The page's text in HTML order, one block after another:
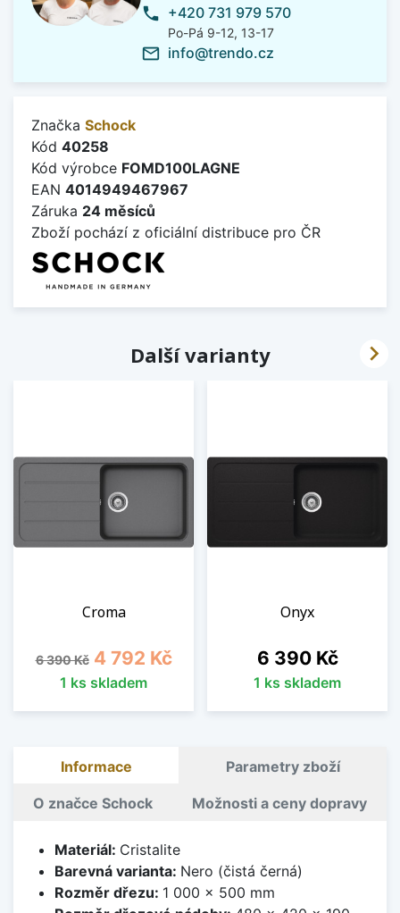
phone +420 731 979 570
Po-Pá 9-12, 13-17
mail_outline info@trendo.cz
Značka Schock
Kód 40258
Kód výrobce FOMD100LAGNE
EAN 4014949467967
Záruka 24 měsíců
Zboží pochází z oficiální distribuce pro ČR
Další varianty
Croma
Běžná cena
6 390 Kč Cena
4 792 Kč
1 ks skladem
Onyx
Cena
6 390 Kč
1 ks skladem

Informace Parametry zboží
O značce Schock Možnosti a ceny dopravy
Materiál: Cristalite
Barevná varianta: Nero (čistá černá)
Rozměr dřezu: 1 000 x 500 mm